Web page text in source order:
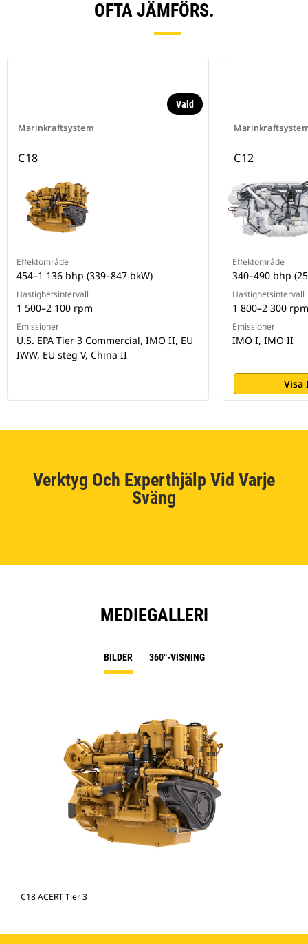
OFTA JÄMFÖRS.
Marinkraftsystem
Vald
C18
Effektområde
454–1 136 bhp (339–847 bkW)
Hastighetsintervall
1 500–2 100 rpm
Emissioner
U.S. EPA Tier 3 Commercial, IMO II, EU
IWW, EU steg V, China II
C12
Effektområde
340–490 bhp
Hastighetsintervall
1 800–2 300 rpm
Emissioner
IMO I, IMO II
Visa
Verktyg Och Experthjälp Vid Varje
Sväng
MEDIEGALLERI
BILDER 360°-VISNING
C18 ACERT Tier 3